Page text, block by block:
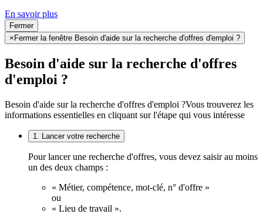
En savoir plus
Fermer
× Fermer la fenêtre Besoin d'aide sur la recherche d'offres d'emploi ?
Besoin d'aide sur la recherche d'offres
d'emploi ?
Besoin d'aide sur la recherche d'offres d'emploi ?Vous trouverez les
informations essentielles en cliquant sur l'étape qui vous intéresse
1. Lancer votre recherche
Pour lancer une recherche d'offres, vous devez saisir au moins
un des deux champs :
« Métier, compétence, mot-clé, n° d'offre »
ou
« Lieu de travail ».